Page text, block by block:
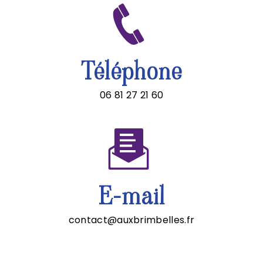
Téléphone
06 81 27 21 60
E-mail
contact@auxbrimbelles.fr